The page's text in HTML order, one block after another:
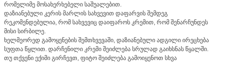
რომელიმე მოსახერხებელი საშუალებით.
დაზიანებული კერის მარლის სახვევით დაფარვის შემდეგ
რეკომენდებულია, რომ სახვევიც დაიფაროს კრემით, რომ შენარჩუნდეს
მისი სირბილე.
ხელმეორედ გამოყენების შემთხვევაში, დაზიანებული ადგილი ირეცხება
სუფთა წყლით. დარჩენილი კრემი შეიძლება სრულად გაიხსნას წყალში.
თუ თქვენი ექიმი გირჩევთ, ფიტო შეიძლება გამოიყენოთ სხვა